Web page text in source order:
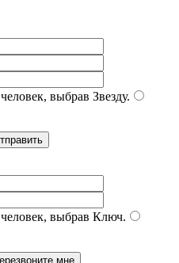
выбрав Звезду.
выбрав Ключ.